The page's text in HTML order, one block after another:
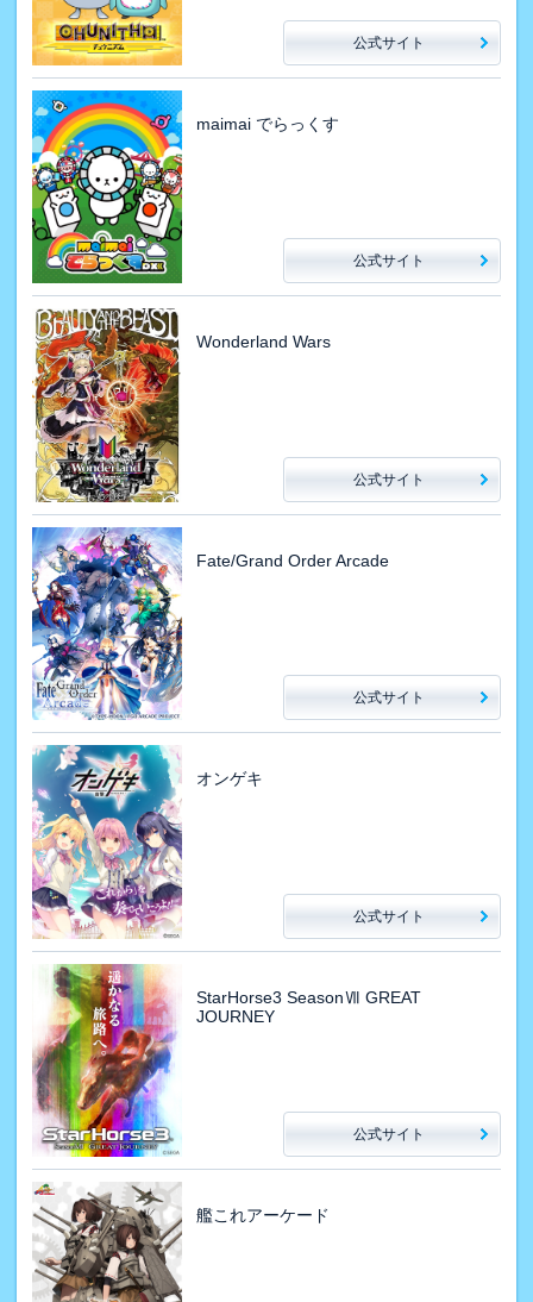
公式サイト
maimai でらっくす
公式サイト
Wonderland Wars
公式サイト
Fate/Grand Order Arcade
公式サイト
オンゲキ
公式サイト
StarHorse3 SeasonⅦ GREAT
JOURNEY
公式サイト
艦これアーケード